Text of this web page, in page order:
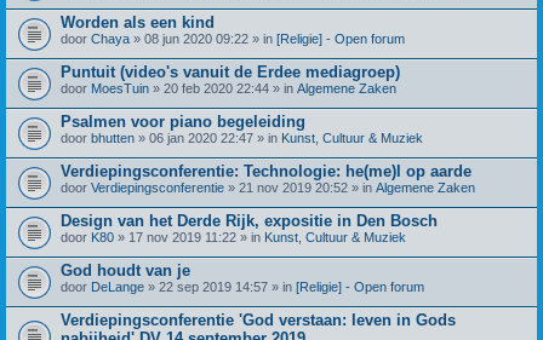
Worden als een kind
door Chaya » 08 jun 2020 09:22 » in [Religie] - Open forum
Puntuit (video's vanuit de Erdee mediagroep)
door MoesTuin » 20 feb 2020 22:44 » in Algemene Zaken
Psalmen voor piano begeleiding
door bhutten » 06 jan 2020 22:47 » in Kunst, Cultuur & Muziek
Verdiepingsconferentie: Technologie: he(me)l op aarde
door Verdiepingsconferentie » 21 nov 2019 20:52 » in Algemene Zaken
Design van het Derde Rijk, expositie in Den Bosch
door K80 » 17 nov 2019 11:22 » in Kunst, Cultuur & Muziek
God houdt van je
door DeLange » 22 sep 2019 14:57 » in [Religie] - Open forum
Verdiepingsconferentie 'God verstaan: leven in Gods